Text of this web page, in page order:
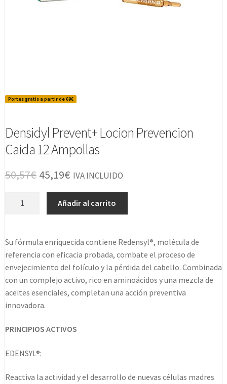
Portes gratis a partir de 69€
Densidyl Prevent+ Locion Prevencion
Caida 12 Ampollas
50,57€ El
precio
original
50,57€.
45,19€ El
precio
actual
45,19€.
IVA INCLUIDO
Caida
12
Ampollas
cantidad
Añadir al carrito
Su fórmula enriquecida contiene Redensyl®, molécula de
referencia con eficacia probada, combate el proceso de
envejecimiento del folículo y la pérdida del cabello. Combinada
con un complejo activo, rico en aminoácidos y una mezcla de
aceites esenciales, completan una acción preventiva
innovadora.
PRINCIPIOS ACTIVOS
EDENSYL®:
Reactiva la actividad y el desarrollo de nuevas células madres